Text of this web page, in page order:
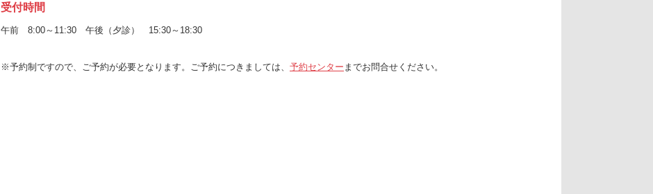
受付時間
午前 8:00～11:30 午後（夕診） 15:30～18:30
※予約制ですので、ご予約が必要となります。ご予約につきましては、 予約センター までお問合せください。